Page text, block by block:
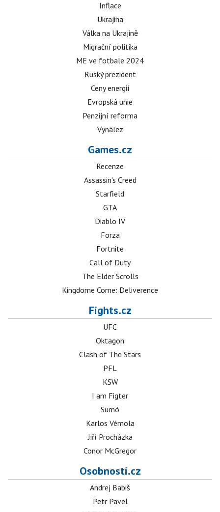
Inflace
Ukrajina
Válka na Ukrajině
Migrační politika
ME ve fotbale 2024
Ruský prezident
Ceny energií
Evropská unie
Penzijní reforma
Vynález
Games.cz
Recenze
Assassin's Creed
Starfield
GTA
Diablo IV
Forza
Fortnite
Call of Duty
The Elder Scrolls
Kingdome Come: Deliverence
Fights.cz
UFC
Oktagon
Clash of The Stars
PFL
KSW
I am Figter
Sumó
Karlos Vémola
Jiří Procházka
Conor McGregor
Osobnosti.cz
Andrej Babiš
Petr Pavel